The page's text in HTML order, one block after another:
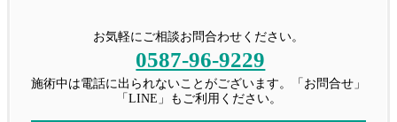
お気軽にご相談お問合わせください。
0587-96-9229
施術中は電話に出られないことがございます。「お問合せ」
「LINE」もご利用ください。